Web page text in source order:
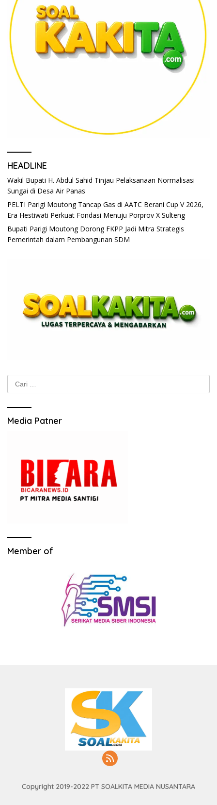
HEADLINE
Wakil Bupati H. Abdul Sahid Tinjau Pelaksanaan Normalisasi
Sungai di Desa Air Panas
PELTI Parigi Moutong Tancap Gas di AATC Berani Cup V 2026,
Era Hestiwati Perkuat Fondasi Menuju Porprov X Sulteng
Bupati Parigi Moutong Dorong FKPP Jadi Mitra Strategis
Pemerintah dalam Pembangunan SDM
Cari
untuk:
Media Patner
Member of
Copyright 2019-2022 PT SOALKITA MEDIA NUSANTARA